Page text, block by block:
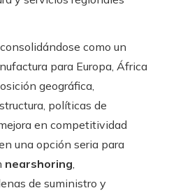
como un
para Europa, África
geográfica,
políticas de
en competitividad
una opción seria para
nearshoring,
de suministro y